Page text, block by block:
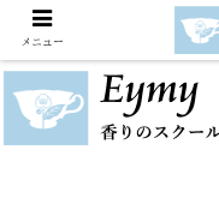
メニュー